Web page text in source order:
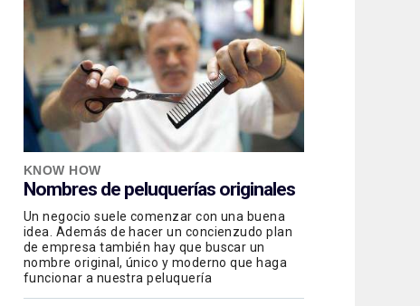
KNOW HOW
Nombres de peluquerías originales
Un negocio suele comenzar con una buena
idea. Además de hacer un concienzudo plan
de empresa también hay que buscar un
nombre original, único y moderno que haga
funcionar a nuestra peluquería